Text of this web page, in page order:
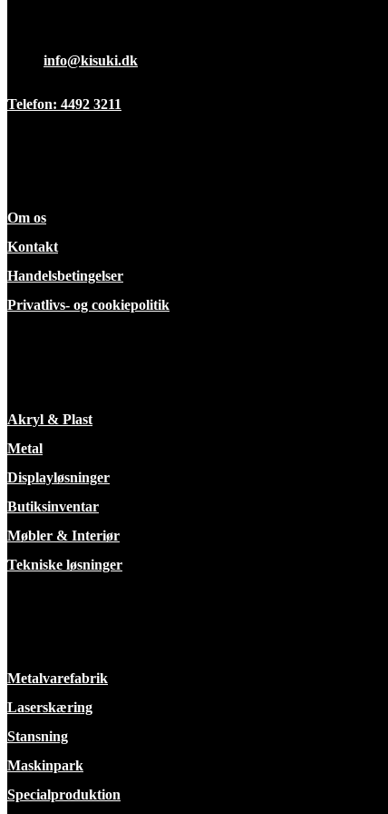
info@kisuki.dk
Telefon: 4492 3211
Om os
Kontakt
Handelsbetingelser
Privatlivs- og cookiepolitik
Akryl & Plast
Metal
Displayløsninger
Butiksinventar
Møbler & Interiør
Tekniske løsninger
Metalvarefabrik
Laserskæring
Stansning
Maskinpark
Specialproduktion